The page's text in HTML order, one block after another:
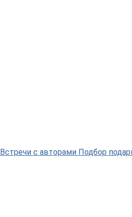
Встречи с авторами Подбор